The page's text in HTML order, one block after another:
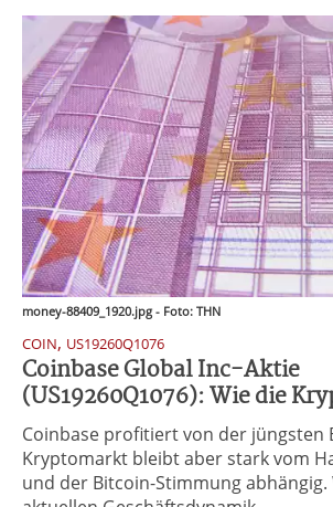
money-88409_1920.jpg - Foto: THN
COIN, US19260Q1076
Coinbase Global Inc-Aktie
(US19260Q1076): Wie die
Coinbase profitiert von der jüngsten
Kryptomarkt bleibt aber stark vom
und der Bitcoin-Stimmung abhängig.